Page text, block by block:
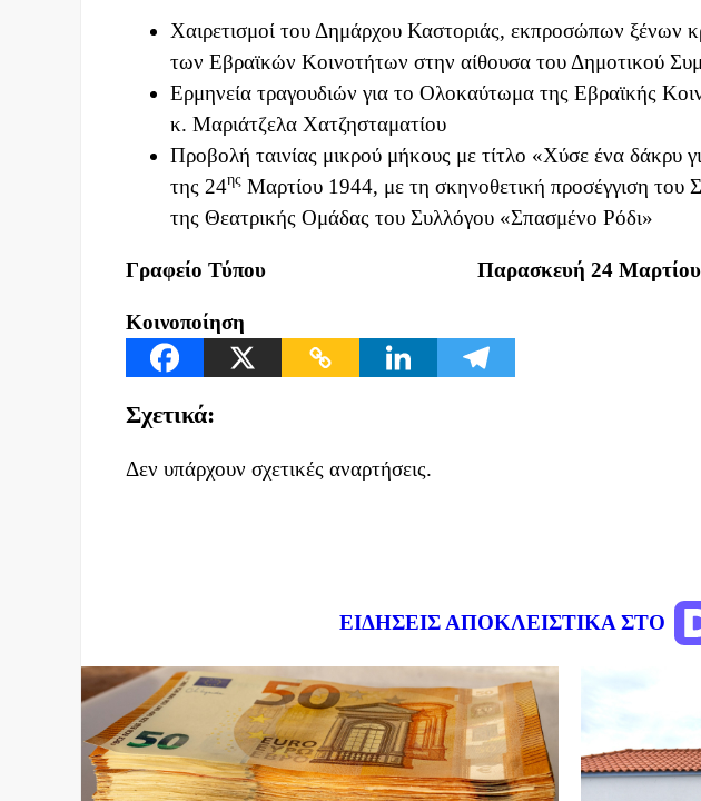
Χαιρετισμοί του Δημάρχου Καστοριάς, εκπροσώπων
των Εβραϊκών Κοινοτήτων στην αίθουσα του Δημοτικού
Ερμηνεία τραγουδιών για το Ολοκαύτωμα της Εβραϊκής
κ. Μαριάτζελα Χατζησταματίου
Προβολή ταινίας μικρού μήκους με τίτλο «Χύσε ένα δάκρυ
της 24ης Μαρτίου 1944, με τη σκηνοθετική προσέγγιση του
της Θεατρικής Ομάδας του Συλλόγου «Σπασμένο Ρόδι»
Γραφείο Τύπου Παρασκευή 24
Κοινοποίηση
Σχετικά:
Δεν υπάρχουν σχετικές αναρτήσεις.
ΕΙΔΗΣΕΙΣ ΑΠΟΚΛΕΙΣΤΙΚΑ ΣΤΟ